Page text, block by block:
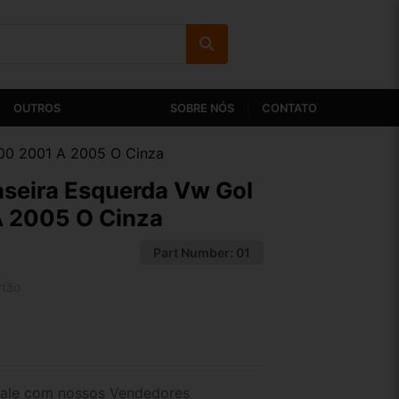
OUTROS SOBRE NÓS CONTATO
2001 A 2005 O Cinza
Esquerda Vw Gol
O Cinza
Part Number: 01
com nossos Vendedores